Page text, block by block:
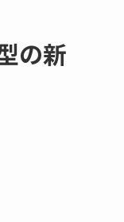
の新